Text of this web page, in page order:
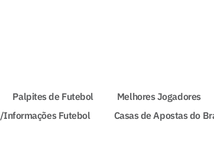
Palpites de Futebol Melhores Jogadores
Informações Futebol
Casas de Apostas do